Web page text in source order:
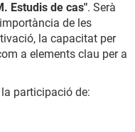
Estudis de cas". Serà
de les
la capacitat per
a elements clau per a
participació de: